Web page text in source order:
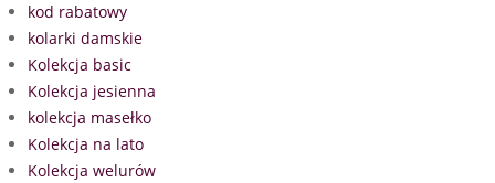
kod rabatowy
kolarki damskie
Kolekcja basic
Kolekcja jesienna
kolekcja masełko
Kolekcja na lato
Kolekcja welurów